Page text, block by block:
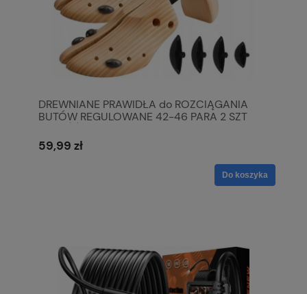
DREWNIANE PRAWIDŁA do ROZCIĄGANIA
BUTÓW REGULOWANE 42-46 PARA 2 SZT
59,99 zł
Do koszyka